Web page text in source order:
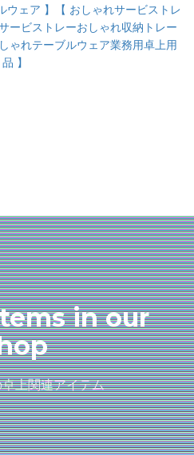
ウェア 】【 おしゃれサービストレ
ービストレーおしゃれ収納トレー
ゃれテーブルウェア業務用卓上用
品 】
in our
上関連アイテム